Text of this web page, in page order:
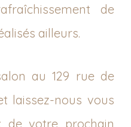
de
ailleurs.
au 129 rue de
laissez-nous vous
de votre prochain